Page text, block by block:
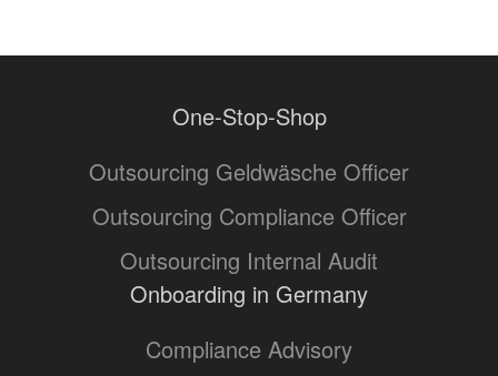
One-Stop-Shop
Outsourcing Geldwäsche Officer
Outsourcing Compliance Officer
Outsourcing Internal Audit
Onboarding in Germany
Compliance Advisory